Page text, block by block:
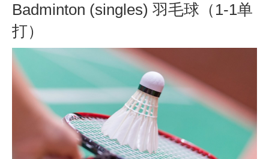
Badminton (singles) 羽毛球（1-1单
打）